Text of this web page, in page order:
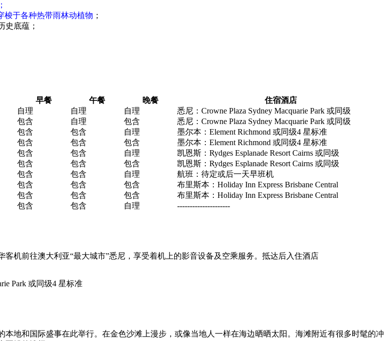
梭于各种热带雨林动植物 ；
史底蕴；
早餐 午餐 晚餐
住宿酒店
自理 自理 自理
悉尼：Crowne Plaza Sydney Macquarie Park 或同级
包含 自理 包含
悉尼：Crowne Plaza Sydney Macquarie Park 或同级
包含 包含 自理
墨尔本：Element Richmond 或同级4 星标准
包含 包含 包含
墨尔本：Element Richmond 或同级4 星标准
包含 包含 自理
凯恩斯：Rydges Esplanade Resort Cairns 或同级
包含 包含 包含
凯恩斯：Rydges Esplanade Resort Cairns 或同级
包含 包含 自理
航班：待定或后一天早班机
包含 包含 包含
布里斯本：Holiday Inn Express Brisbane Central
包含 包含 包含
布里斯本：Holiday Inn Express Brisbane Central
包含 包含 自理
---------------------
机前往澳大利亚“最大城市”悉尼，享受着机上的影音设备及空乘服务。抵达后入住酒店
Park 或同级4 星标准
地和国际盛事在此举行。在金色沙滩上漫步，或像当地人一样在海边晒晒太阳。海滩附近有很多时髦的冲